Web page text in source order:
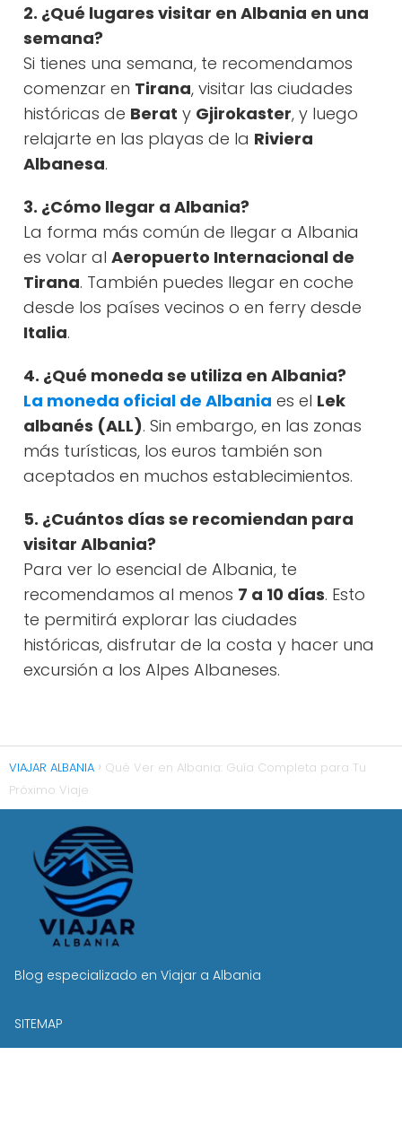
2. ¿Qué lugares visitar en Albania en una
semana?
Si tienes una semana, te recomendamos
comenzar en Tirana, visitar las ciudades
históricas de Berat y Gjirokaster, y luego
relajarte en las playas de la Riviera
Albanesa.
3. ¿Cómo llegar a Albania?
La forma más común de llegar a Albania
es volar al Aeropuerto Internacional de
Tirana. También puedes llegar en coche
desde los países vecinos o en ferry desde
Italia.
4. ¿Qué moneda se utiliza en Albania?
La moneda oficial de Albania es el Lek
albanés (ALL). Sin embargo, en las zonas
más turísticas, los euros también son
aceptados en muchos establecimientos.
5. ¿Cuántos días se recomiendan para
visitar Albania?
Para ver lo esencial de Albania, te
recomendamos al menos 7 a 10 días. Esto
te permitirá explorar las ciudades
históricas, disfrutar de la costa y hacer una
excursión a los Alpes Albaneses.
VIAJAR ALBANIA
Qué Ver en Albania: Guía Completa para Tu
Próximo Viaje
Blog especializado en Viajar a Albania
SITEMAP